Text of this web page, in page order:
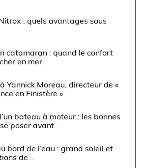
: quels avantages sous
catamaran : quand le confort
en mer
Yannick Moreau, directeur de «
en Finistère »
bateau à moteur : les bonnes
poser avant...
bord de l’eau : grand soleil et
de...